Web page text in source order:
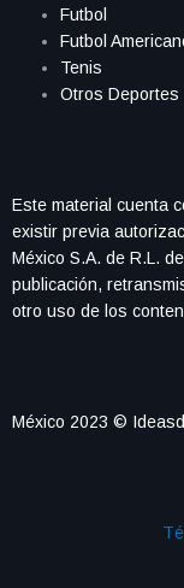
Futbol
Futbol
Tenis
Otros Deportes
Este material cuenta
existir previa
México S.A. de R.L.
publicación,
otro uso de los
México 2023 ©